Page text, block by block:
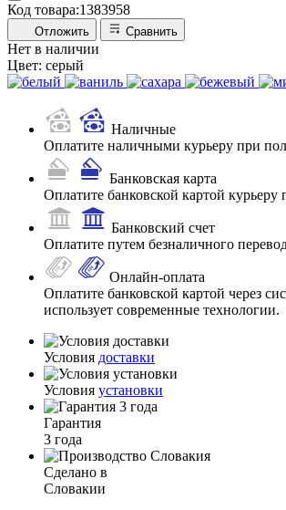
Код товара:1383958
Отложить Сравнить
Нет в наличии
Цвет: серый
Наличные
Оплатите наличными курьеру при
Банковская карта
Оплатите банковской картой
Банковский счет
Оплатите путем безналичного
Онлайн-оплата
Оплатите банковской картой через
использует современные технологии.
Условия доставки
Условия установки
Гарантия
3 года
Сделано в
Словакии